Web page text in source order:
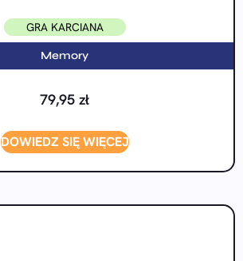
GRA KARCIANA
Memory
79,95 zł
DOWIEDZ SIĘ WIĘCEJ